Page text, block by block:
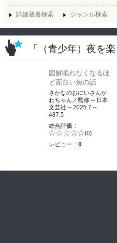
詳細蔵書検索 ジャンル検索
「（青少年）夜を
図解眠れなくなるほ
ど面白い魚の話
さかなのおにいさんか
わちゃん／監修 -- 日本
文芸社 -- 2025.7 --
487.5
総合評価
5段階評価の (0)
レビュー
0